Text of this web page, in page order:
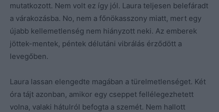
mutatkozott. Nem volt ez így jól. Laura teljesen belefáradt
a várakozásba. No, nem a főnökasszony miatt, mert egy
újabb kellemetlenség nem hiányzott neki. Az emberek
jöttek-mentek, péntek délutáni vibrálás érződött a
levegőben.
Laura lassan elengedte magában a türelmetlenséget. Két
óra tájt azonban, amikor egy cseppet fellélegezhetett
volna, valaki hátulról befogta a szemét. Nem hallott